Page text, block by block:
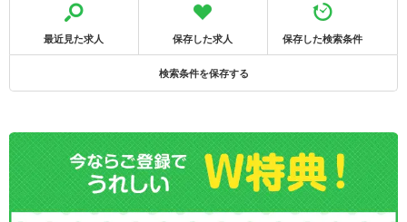
最近見た求人 保存した求人 保存した検索条件
検索条件を保存する